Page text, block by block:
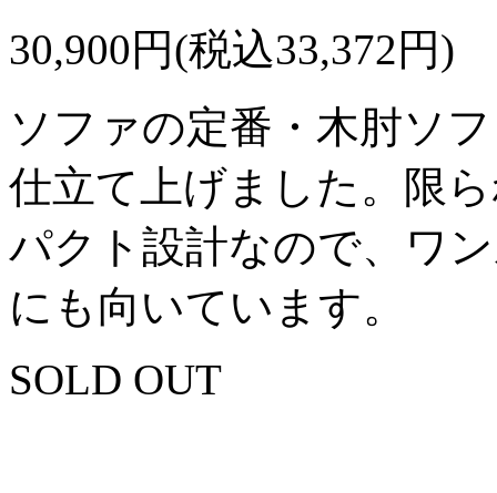
30,900円(税込33,372円)
ソファの定番・木肘ソ
仕立て上げました。限
パクト設計なので、ワ
にも向いています。
SOLD OUT